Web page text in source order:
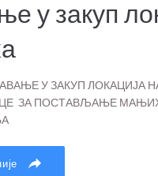
у закуп
У ЗАКУП
ЗА ПОСТАВЉАЊЕ